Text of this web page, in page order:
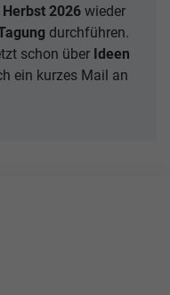
Herbst 2026 wieder
durchführen.
schon über Ideen
ein kurzes Mail an